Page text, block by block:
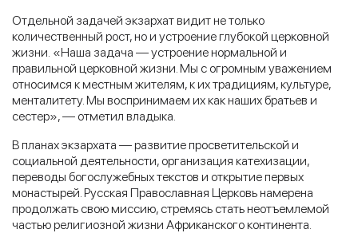
Отдельной задачей экзархат видит не только
количественный рост, но и устроение глубокой церковной
жизни. «Наша задача — устроение нормальной и
правильной церковной жизни. Мы с огромным уважением
относимся к местным жителям, к их традициям, культуре,
менталитету. Мы воспринимаем их как наших братьев и
сестер», — отметил владыка.
В планах экзархата — развитие просветительской и
социальной деятельности, организация катехизации,
переводы богослужебных текстов и открытие первых
монастырей. Русская Православная Церковь намерена
продолжать свою миссию, стремясь стать неотъемлемой
частью религиозной жизни Африканского континента.